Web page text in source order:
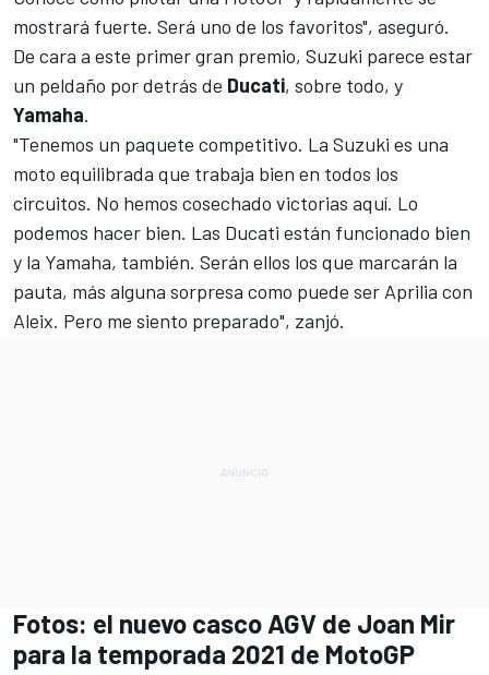
mostrará fuerte. Será uno de los favoritos", aseguró.
De cara a este primer gran premio, Suzuki parece estar
un peldaño por detrás de Ducati, sobre todo, y
Yamaha.
"Tenemos un paquete competitivo. La Suzuki es una
moto equilibrada que trabaja bien en todos los
circuitos. No hemos cosechado victorias aquí. Lo
podemos hacer bien. Las Ducati están funcionado bien
y la Yamaha, también. Serán ellos los que marcarán la
pauta, más alguna sorpresa como puede ser Aprilia con
Aleix. Pero me siento preparado", zanjó.
Fotos: el nuevo casco AGV de Joan Mir
para la temporada 2021 de MotoGP